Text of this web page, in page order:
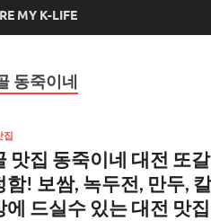
MY K-LIFE
동죽이네
집
맛집 동죽이네 대전 또갈
함! 보쌈, 녹두전, 만두, 칼
에 드실수 있는 대전 맛집